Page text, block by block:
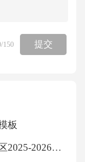
区域销售金额
方的违约行为
支付代理
拒不改正或
本合同，并
/150 提交
板
黑龙江省齐齐哈尔市龙沙区2025-2026学年数学三下期中调研试题（含解析）